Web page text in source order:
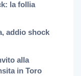
la follia
addio shock
alla
in Toro